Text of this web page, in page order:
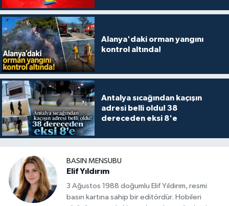
Alanya'daki orman yangını
kontrol altında!
Antalya sıcağından kaçışın
adresi belli oldu! 38
dereceden eksi 8'e
BASIN MENSUBU
Elif Yıldırım
3 Ağustos 1988 doğumlu Elif Yıldırım, resmi
basın kartına sahip bir editördür. Hobileri